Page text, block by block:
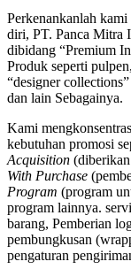
Perkenankanlah
diri, PT. Panca Mitra
dibidang “Premium
Produk seperti
“designer
dan lain Sebagainya.
Kami
kebutuhan promosi
Acquisition
With Purchase
Program (program
program lainnya.
barang, Pemberian
pembungkusan
pengaturan